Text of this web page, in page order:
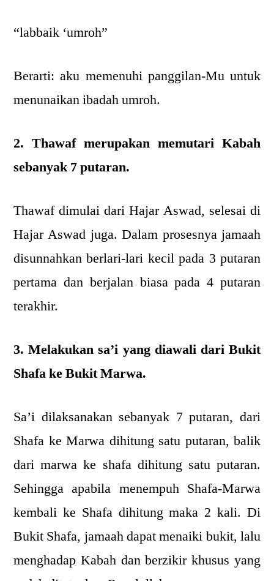
“labbaik ‘umroh”
Berarti: aku memenuhi panggilan-Mu untuk
menunaikan ibadah umroh.
2. Thawaf merupakan memutari Kabah
sebanyak 7 putaran.
Thawaf dimulai dari Hajar Aswad, selesai di
Hajar Aswad juga. Dalam prosesnya jamaah
disunnahkan berlari-lari kecil pada 3 putaran
pertama dan berjalan biasa pada 4 putaran
terakhir.
3. Melakukan sa’i yang diawali dari Bukit
Shafa ke Bukit Marwa.
Sa’i dilaksanakan sebanyak 7 putaran, dari
Shafa ke Marwa dihitung satu putaran, balik
dari marwa ke shafa dihitung satu putaran.
Sehingga apabila menempuh Shafa-Marwa
kembali ke Shafa dihitung maka 2 kali. Di
Bukit Shafa, jamaah dapat menaiki bukit, lalu
menghadap Kabah dan berzikir khusus yang